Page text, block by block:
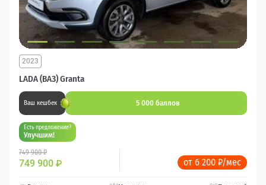
LADA (ВАЗ) Granta
2023
Ваш кешбек 5 000 баллов
Есть предложение?
Улучшим!
749 900 ₽
749 900 ₽ от 6 200 ₽/мес